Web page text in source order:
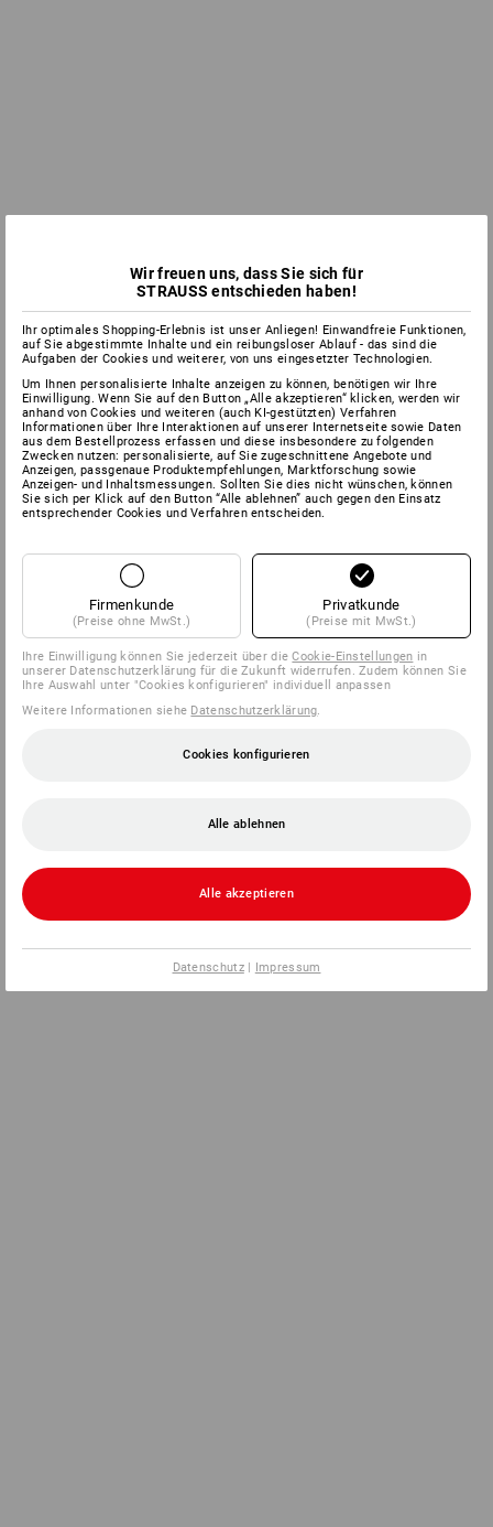
Wir freuen uns, dass Sie sich für
STRAUSS entschieden haben!
Ihr optimales Shopping-Erlebnis ist unser Anliegen! Einwandfreie Funktionen,
auf Sie abgestimmte Inhalte und ein reibungsloser Ablauf - das sind die
Aufgaben der Cookies und weiterer, von uns eingesetzter Technologien.
Um Ihnen personalisierte Inhalte anzeigen zu können, benötigen wir Ihre
Einwilligung. Wenn Sie auf den Button „Alle akzeptieren“ klicken, werden wir
anhand von Cookies und weiteren (auch KI-gestützten) Verfahren
Informationen über Ihre Interaktionen auf unserer Internetseite sowie Daten
aus dem Bestellprozess erfassen und diese insbesondere zu folgenden
Zwecken nutzen: personalisierte, auf Sie zugeschnittene Angebote und
Anzeigen, passgenaue Produktempfehlungen, Marktforschung sowie
Anzeigen- und Inhaltsmessungen. Sollten Sie dies nicht wünschen, können
Sie sich per Klick auf den Button “Alle ablehnen” auch gegen den Einsatz
entsprechender Cookies und Verfahren entscheiden.
Firmenkunde
(Preise ohne MwSt.)
Privatkunde
(Preise mit MwSt.)
Ihre Einwilligung können Sie jederzeit über dieCookie-Einstellungen in
unserer Datenschutzerklärung für die Zukunft widerrufen. Zudem können Sie
Ihre Auswahl unter "Cookies konfigurieren" individuell anpassen
Weitere Informationen siehe Datenschutzerklärung.
Cookies konfigurieren
Alle ablehnen
Alle akzeptieren
Datenschutz| Impressum